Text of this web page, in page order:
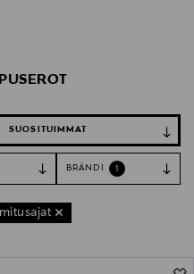
BRÄNDI 1